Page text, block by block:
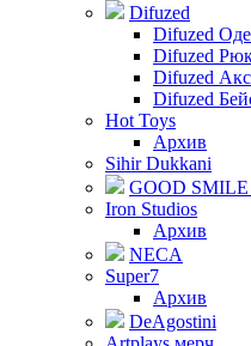
Difuzed
Difuzed
Difuzed
Difuzed
Difuzed
Hot Toys
Архив
Sihir Dukkani
GOOD
Iron Studios
Архив
NECA
Super7
Архив
DeAgostini